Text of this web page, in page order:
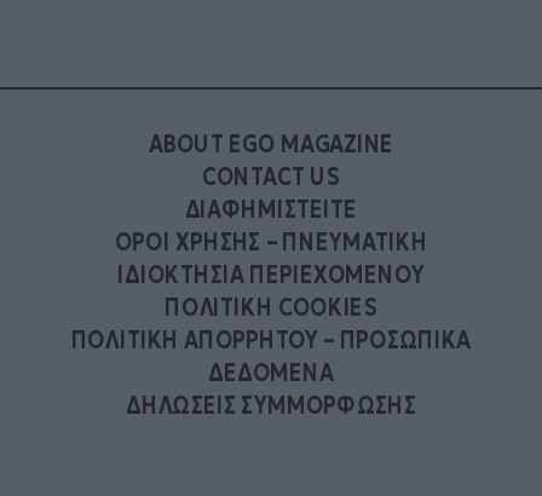
ABOUT EGO MAGAZINE
CONTACT US
ΔΙΑΦΗΜΙΣΤΕΙΤΕ
ΟΡΟΙ ΧΡΗΣΗΣ – ΠΝΕΥΜΑΤΙΚΗ
ΙΔΙΟΚΤΗΣΙΑ ΠΕΡΙΕΧΟΜΕΝΟΥ
ΠΟΛΙΤΙΚΗ COOKIES
ΠΟΛΙΤΙΚΗ ΑΠΟΡΡΗΤΟΥ – ΠΡΟΣΩΠΙΚΑ
ΔΕΔΟΜΕΝΑ
ΔΗΛΩΣΕΙΣ ΣΥΜΜΟΡΦΩΣΗΣ